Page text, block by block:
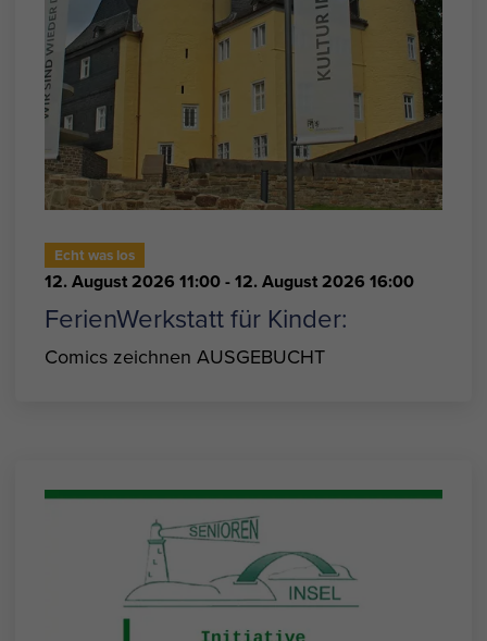
Echt was los
12. August 2026 11:00- 12. August 2026 16:00
FerienWerkstatt für Kinder:
Comics zeichnen AUSGEBUCHT